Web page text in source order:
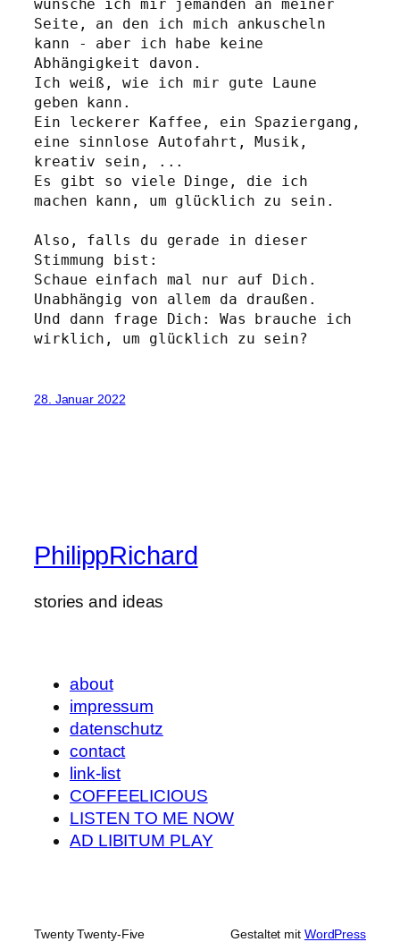
wünsche ich mir jemanden an meiner
Seite, an den ich mich ankuscheln
kann - aber ich habe keine
Abhängigkeit davon.
Ich weiß, wie ich mir gute Laune
geben kann.
Ein leckerer Kaffee, ein Spaziergang,
eine sinnlose Autofahrt, Musik,
kreativ sein, ...
Es gibt so viele Dinge, die ich
machen kann, um glücklich zu sein.
Also, falls du gerade in dieser
Stimmung bist:
Schaue einfach mal nur auf Dich.
Unabhängig von allem da draußen.
Und dann frage Dich: Was brauche ich
wirklich, um glücklich zu sein?
28. Januar 2022
PhilippRichard
stories and ideas
about
impressum
datenschutz
contact
link-list
COFFEELICIOUS
LISTEN TO ME NOW
AD LIBITUM PLAY
Twenty Twenty-Five Gestaltet mit WordPress